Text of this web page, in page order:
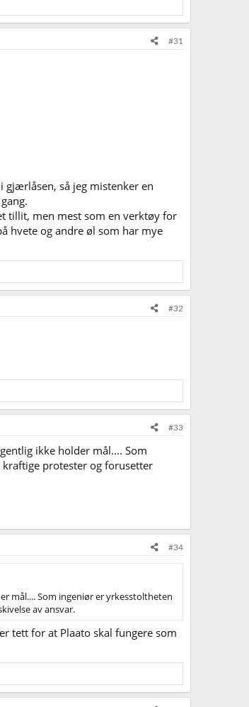
#31
gjærlåsen, så jeg mistenker en
tillit, men mest som en verktøy for
hvete og andre øl som har mye
#32
#33
ikke holder mål.... Som
protester og forusetter
#34
mål.... Som ingeniør er yrkesstoltheten
av ansvar.
tett for at Plaato skal fungere som